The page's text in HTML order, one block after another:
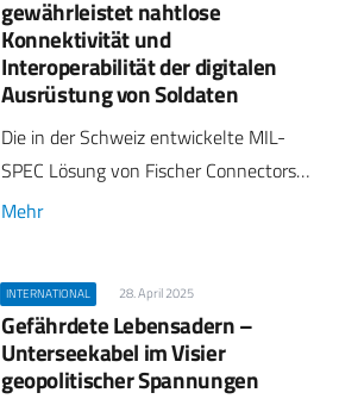
gewährleistet nahtlose
Konnektivität und
Interoperabilität der digitalen
Ausrüstung von Soldaten
Die in der Schweiz entwickelte MIL-
SPEC Lösung von Fischer Connectors…
Mehr
INTERNATIONAL 28. April 2025
Gefährdete Lebensadern –
Unterseekabel im Visier
geopolitischer Spannungen